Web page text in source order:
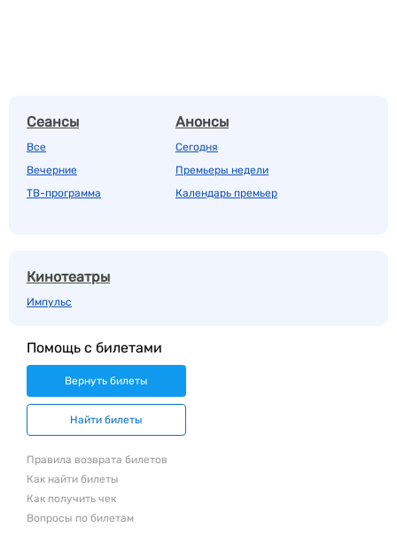
Сеансы
Все
Вечерние
ТВ-программа
Анонсы
Сегодня
Премьеры недели
Календарь премьер
Кинотеатры
Импульс
Помощь с билетами
Вернуть билеты
Найти билеты
Правила возврата билетов
Как найти билеты
Как получить чек
Вопросы по билетам